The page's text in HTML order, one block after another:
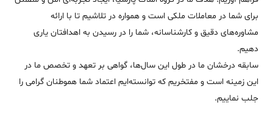
برای شما در معاملات ملکی است و همواره در تلاشیم تا با ارائه
مشاوره‌های دقیق و کارشناسانه، شما را در رسیدن به اهدافتان یاری
دهیم.
سابقه درخشان ما در طول این سال‌ها، گواهی بر تعهد و تخصص ما در
این زمینه است و مفتخریم که توانسته‌ایم اعتماد شما هموطنان گرامی را
جلب نماییم.